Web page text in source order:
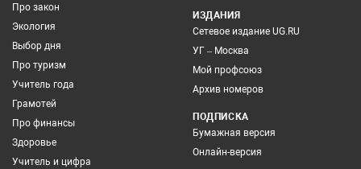
Про закон
Экология
Выбор дня
Про туризм
Учитель года
Грамотей
Про финансы
Здоровье
Учитель и цифра
ИЗДАНИЯ
Сетевое издание UG.RU
УГ – Москва
Мой профсоюз
Архив номеров
ПОДПИСКА
Бумажная версия
Онлайн-версия